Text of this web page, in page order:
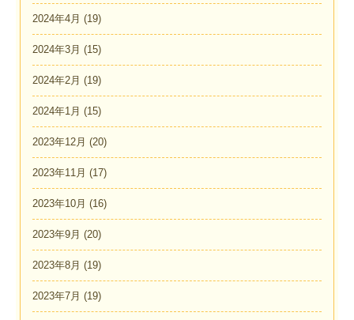
2024年4月 (19)
2024年3月 (15)
2024年2月 (19)
2024年1月 (15)
2023年12月 (20)
2023年11月 (17)
2023年10月 (16)
2023年9月 (20)
2023年8月 (19)
2023年7月 (19)